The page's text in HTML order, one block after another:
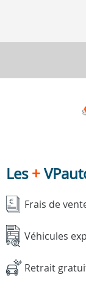
Les+
Frais de
Véhicules
Retrait